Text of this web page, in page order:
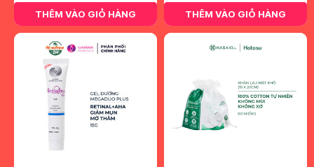
THÊM VÀO GIỎ HÀNG
THÊM VÀO GIỎ HÀNG